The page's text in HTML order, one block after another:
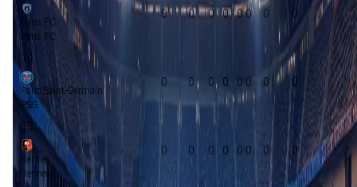
Paris FC
Paris FC
0 0 0 0 0:0 0 0
14
Paris Saint-Germain
PSG
0 0 0 0 0:0 0 0
15
Rennes
Rennes
0 0 0 0 0:0 0 0